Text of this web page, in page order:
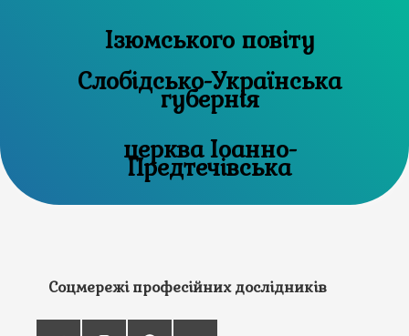
Ізюмського повіту
Слобідсько-Українська
губернія
церква Іоанно-
Предтечівська
Соцмережі професійних дослідників